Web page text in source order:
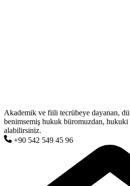
Akademik ve fiili tecrübeye dayanan,
benimsemiş hukuk büromuzdan, hukuki
alabilirsiniz.
+90 542 549 45 96